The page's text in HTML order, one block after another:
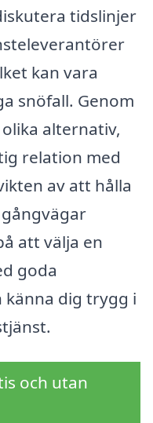
tidslinjer
kan vara
snöfall. Genom
alternativ,
relation med
av att hålla
att välja en
goda
känna dig trygg i
och utan